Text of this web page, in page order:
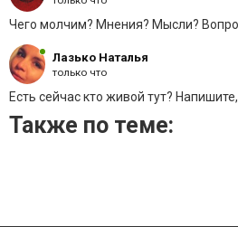
Лазько Наталья
только что
Есть сейчас кто живой тут?
Чего молчим? Мнения? Мысли?
Также по теме: